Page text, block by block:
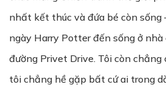
nhất kết thúc và đứa bé còn sống
ngày Harry Potter đến sống ở nhà
đường Privet Drive. Tôi còn chẳng
tôi chẳng hề gặp bất cứ ai trong